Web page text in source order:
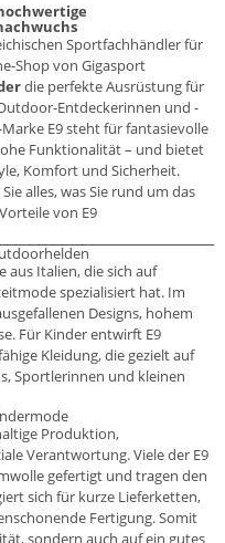
Sportfachhändler für
Shop von Gigasport
die perfekte Ausrüstung für
Entdeckerinnen und -
E9 steht für fantasievolle
Funktionalität – und bietet
Komfort und Sicherheit.
alles, was Sie rund um das
von E9
aus Italien, die sich auf
spezialisiert hat. Im
Designs, hohem
Für Kinder entwirft E9
Kleidung, die gezielt auf
Sportlerinnen und kleinen
Produktion,
Verantwortung. Viele der E9
gefertigt und tragen den
sich für kurze Lieferketten,
Fertigung. Somit
sondern auch auf ein gutes